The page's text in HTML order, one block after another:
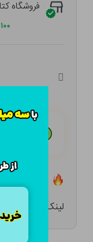
فروشگاه
۱۰۰
لینک کوتاه: